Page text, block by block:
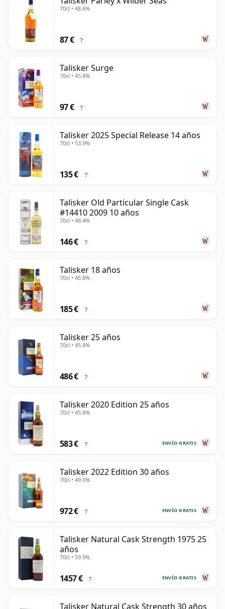
70cl • 48.6%
87 € ?
Talisker Surge
70cl • 45.8%
97 € ?
Talisker 2025 Special Release 14 años
70cl • 53.9%
135 € ?
Talisker Old Particular Single Cask
#14410 2009 10 años
70cl • 48.4%
146 € ?
Talisker 18 años
70cl • 45.8%
185 € ?
Talisker 25 años
70cl • 45.8%
486 € ?
Talisker 2020 Edition 25 años
70cl • 45.8%
ENVÍO GRATIS
583 € ?
Talisker 2022 Edition 30 años
70cl • 49.6%
ENVÍO GRATIS
972 € ?
Talisker Natural Cask Strength 1975 25
años
70cl • 59.9%
ENVÍO GRATIS
1457 € ?
Talisker Natural Cask Strength 30 años